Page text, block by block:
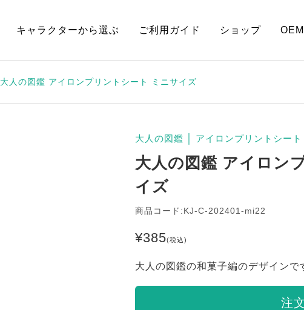
キャラクターから選ぶ ご利用ガイド ショップ OEM
大人の図鑑 アイロンプリントシート ミニサイズ
大人の図鑑 アイロンプリントシート
大人の図鑑 アイロン
イズ
商品コード:KJ-C-202401-mi22
¥385(税込)
大人の図鑑の和菓子編のデザインで
注